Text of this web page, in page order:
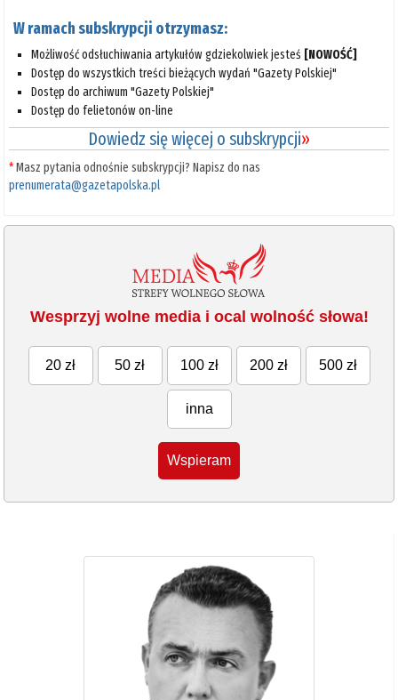
W ramach subskrypcji otrzymasz:
Możliwość odsłuchiwania artykułów gdziekolwiek jesteś [NOWOŚĆ]
Dostęp do wszystkich treści bieżących wydań "Gazety Polskiej"
Dostęp do archiwum "Gazety Polskiej"
Dostęp do felietonów on-line
Dowiedz się więcej o subskrypcji»
*Masz pytania odnośnie subskrypcji? Napisz do nas
prenumerata@gazetapolska.pl
Wesprzyj wolne media i ocal wolność słowa!
20 zł 50 zł 100 zł 200 zł 500 zł
inna
Wspieram